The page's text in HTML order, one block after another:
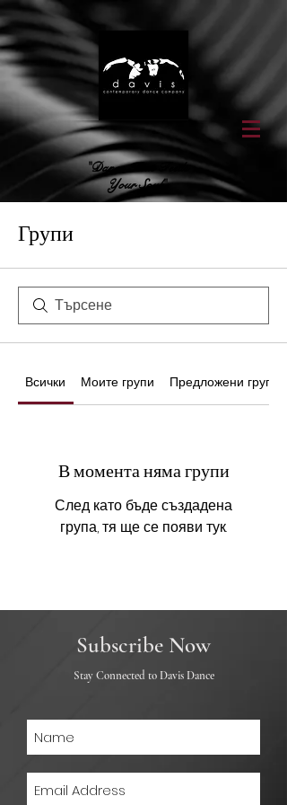
"Dance That Feeds
Your Soul"
Групи
Всички Моите групи Предложени групи
В момента няма групи
След като бъде създадена
група, тя ще се появи тук.
Subscribe Now
Stay Connected to Davis Dance